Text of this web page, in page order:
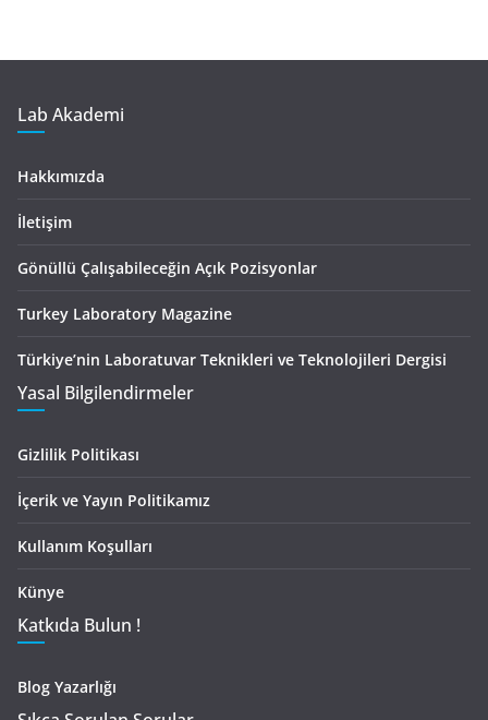
Lab Akademi
Hakkımızda
İletişim
Gönüllü Çalışabileceğin Açık Pozisyonlar
Turkey Laboratory Magazine
Türkiye’nin Laboratuvar Teknikleri ve Teknolojileri Dergisi
Yasal Bilgilendirmeler
Gizlilik Politikası
İçerik ve Yayın Politikamız
Kullanım Koşulları
Künye
Katkıda Bulun !
Blog Yazarlığı